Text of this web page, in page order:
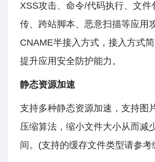
XSS攻击、命令/代码执行、文件
传、跨站脚本、恶意扫描等应用
CNAME半接入方式，接入方式
提升应用安全防护能力。
静态资源加速
支持多种静态资源加速，支持图
压缩算法，缩小文件大小从而减
间。(支持的缓存文件类型请参考